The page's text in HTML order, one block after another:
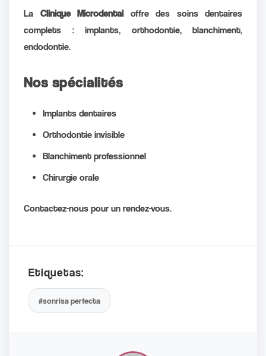
La Clinique Microdentaloffre des soins dentaires
complets : implants, orthodontie, blanchiment,
endodontie.
Nos spécialités
Implants dentaires
Orthodontie invisible
Blanchiment professionnel
Chirurgie orale
Contactez-nous pour un rendez-vous.
Etiquetas:
#sonrisa perfecta